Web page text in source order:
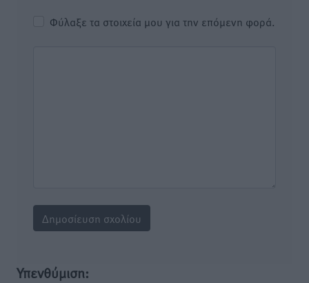
Φύλαξε τα στοιχεία μου για την επόμενη φορά.
Υπενθύμιση: